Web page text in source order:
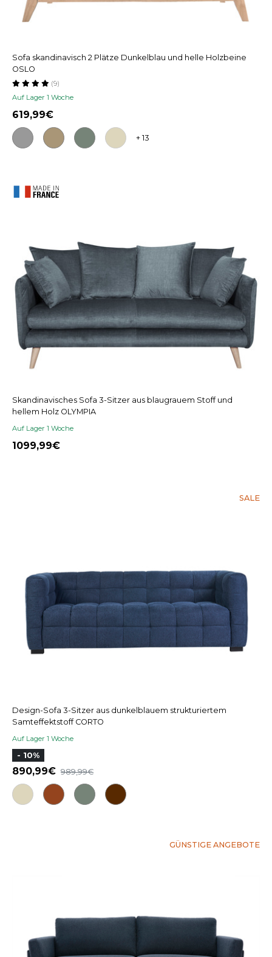
Sofa skandinavisch 2 Plätze Dunkelblau und helle Holzbeine
OSLO
Auf Lager 1 Woche
(9)
619,99
+ 13
Skandinavisches Sofa 3-Sitzer aus blaugrauem Stoff und
hellem Holz OLYMPIA
Auf Lager 1 Woche
1099,99
SALE
Design-Sofa 3-Sitzer aus dunkelblauem strukturiertem
Samteffektstoff CORTO
Auf Lager 1 Woche
- 10%
890,99 989,99
GÜNSTIGE ANGEBOTE